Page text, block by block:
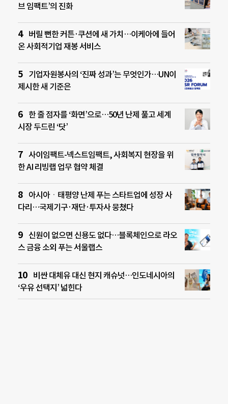
브 임팩트’의 진화
버릴 뻔한 커튼·쿠션에 새 가치…이케아에 들어
온 사회적기업 재봉 서비스
기업자원봉사의 ‘진짜 성과’는 무엇인가…UN이
제시한 새 기준은
한 줄 점자를 ‘화면’으로…50년 난제 풀고 세계
시장 두드린 ‘닷’
사이임팩트-넥스트임팩트, 사회복지 현장을 위
한 AI 리빙랩 업무 협약 체결
아시아ㆍ태평양 난제 푸는 스타트업에 성장 사
다리…국제기구·재단·투자사 뭉쳤다
신원이 없으면 신용도 없다…블록체인으로 라오
스 금융 소외 푸는 서울랩스
비싼 대체유 대신 현지 캐슈넛…인도네시아의
‘우유 선택지’ 넓힌다